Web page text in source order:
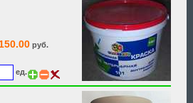
руб.
ед.